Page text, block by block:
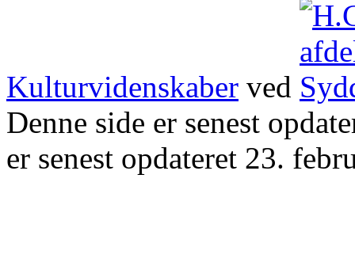
Kulturvidenskaber ved
Denne side er senest
er senest opdateret 23.